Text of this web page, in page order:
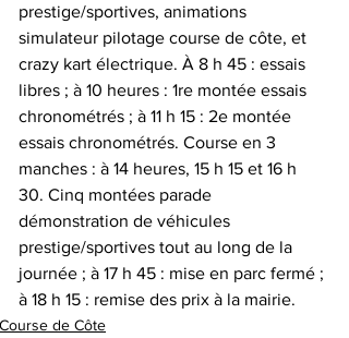
prestige/sportives, animations
simulateur pilotage course de côte, et
crazy kart électrique. À 8 h 45 : essais
libres ; à 10 heures : 1re montée essais
chronométrés ; à 11 h 15 : 2e montée
essais chronométrés. Course en 3
manches : à 14 heures, 15 h 15 et 16 h
30. Cinq montées parade
démonstration de véhicules
prestige/sportives tout au long de la
journée ; à 17 h 45 : mise en parc fermé ;
à 18 h 15 : remise des prix à la mairie.
Course de Côte